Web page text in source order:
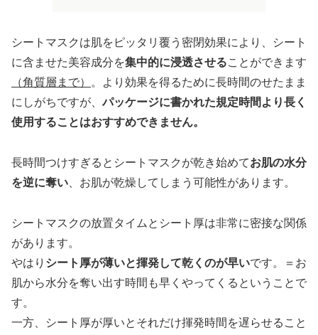
シートマスクは肌をピッタリ覆う密閉効果により、シート
に含ませた美容成分を集中的に浸透させることができます
（角質層まで）
。より効果を得るために長時間のせたまま
にしがちですが、パッケージに書かれた規定時間より長く
使用することはおすすめできません。
長時間つけすぎるとシートマスクが乾き始めてお肌の水分
を逆に奪い 、お肌が乾燥してしまう可能性があります。
シートマスクの放置タイムとシート厚は非常に密接な関係
があります。
やはり シート厚が薄いと揮発して乾くのが早いです。＝お
肌から水分を奪い出す時間も早くやってくるということで
す。
一方、シート厚が厚いとそれだけ揮発時間を遅らせること